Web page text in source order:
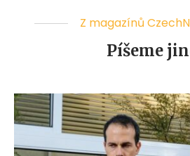
Z magazínů
Píšeme